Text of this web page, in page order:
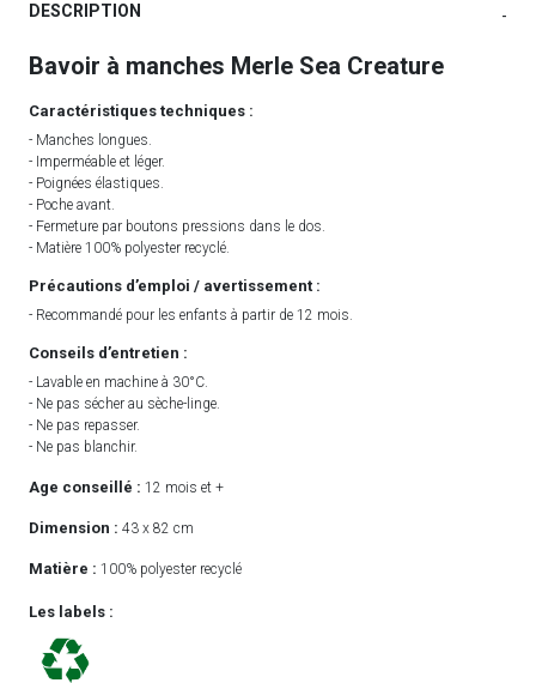
DESCRIPTION -
Bavoir à manches Merle Sea Creature
Caractéristiques techniques :
- Manches longues.
- Imperméable et léger.
- Poignées élastiques.
- Poche avant.
- Fermeture par boutons pressions dans le dos.
- Matière 100% polyester recyclé.
Précautions d’emploi / avertissement :
- Recommandé pour les enfants à partir de 12 mois.
Conseils d’entretien :
- Lavable en machine à 30°C.
- Ne pas sécher au sèche-linge.
- Ne pas repasser.
- Ne pas blanchir.
Age conseillé : 12 mois et +
Dimension : 43 x 82 cm
Matière : 100% polyester recyclé
Les labels :